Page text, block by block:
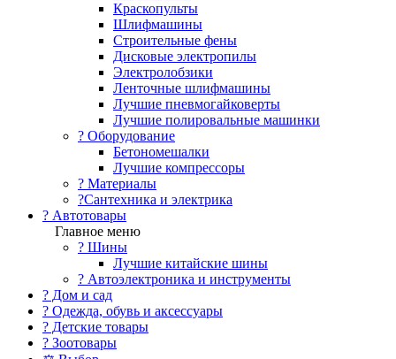
Краскопульты
Шлифмашины
Строительные фены
Дисковые электропилы
Электролобзики
Ленточные шлифмашины
Лучшие пневмогайковерты
Лучшие полировальные машинки
?️ Оборудование
Бетономешалки
Лучшие компрессоры
? Материалы
?Сантехника и электрика
? Автотовары
Главное меню
? Шины
Лучшие китайские шины
? Автоэлектроника и инструменты
? Дом и сад
? Одежда, обувь и аксессуары
? Детские товары
? Зоотовары